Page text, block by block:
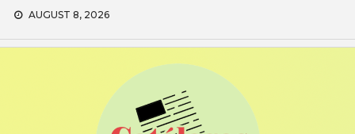
Skip
content
AUGUST 8, 2026